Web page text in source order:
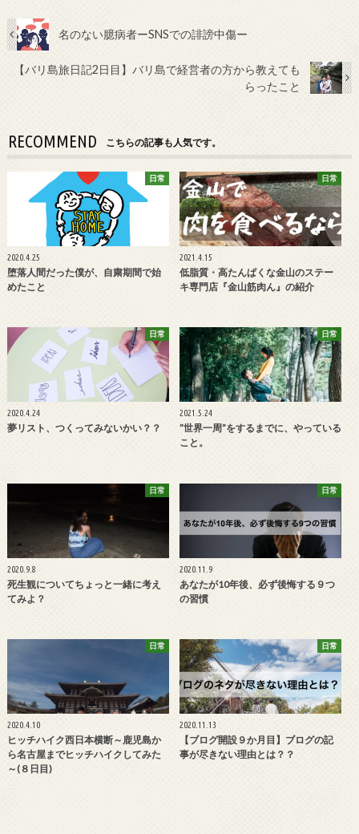
名のない臆病者ーSNSでの誹謗中傷ー
【バリ島旅日記2日目】バリ島で経営者の方から教えても
らったこと
RECOMMEND こちらの記事も人気です。
日常
2020.4.25
堕落人間だった僕が、自粛期間で始
めたこと
日常
2021.4.15
低脂質・高たんぱくな金山のステー
キ専門店『金山筋肉ん』の紹介
日常
2020.4.24
夢リスト、つくってみないかい？？
日常
2021.5.24
”世界一周”をするまでに、やっている
こと。
日常
2020.9.8
死生観についてちょっと一緒に考え
てみよ？
日常
2020.11.9
あなたが10年後、必ず後悔する９つ
の習慣
日常
2020.4.10
ヒッチハイク西日本横断～鹿児島か
ら名古屋までヒッチハイクしてみた
～(８日目)
日常
2020.11.13
【ブログ開設９か月目】ブログの記
事が尽きない理由とは？？